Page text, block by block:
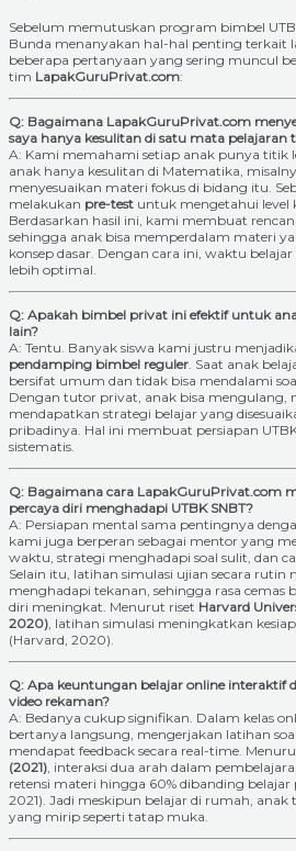
Sebelum memutuskan program bimbel
Bunda menanyakan hal-hal penting terkait
beberapa pertanyaan yang sering muncul
tim LapakGuruPrivat.com:
Q: Bagaimana LapakGuruPrivat.com
saya hanya kesulitan di satu mata pelajaran
A: Kami memahami setiap anak punya titik
anak hanya kesulitan di Matematika,
menyesuaikan materi fokus di bidang itu.
melakukan pre-test untuk mengetahui level
Berdasarkan hasil ini, kami membuat
sehingga anak bisa memperdalam materi
konsep dasar. Dengan cara ini, waktu
lebih optimal.
Q: Apakah bimbel privat ini efektif untuk
lain?
A: Tentu. Banyak siswa kami justru
pendamping bimbel reguler. Saat anak
bersifat umum dan tidak bisa mendalami
Dengan tutor privat, anak bisa mengulang,
mendapatkan strategi belajar yang
pribadinya. Hal ini membuat persiapan
sistematis.
Q: Bagaimana cara LapakGuruPrivat.com
percaya diri menghadapi UTBK SNBT?
A: Persiapan mental sama pentingnya
kami juga berperan sebagai mentor yang
waktu, strategi menghadapi soal sulit, dan
Selain itu, latihan simulasi ujian secara rutin
menghadapi tekanan, sehingga rasa cemas
diri meningkat. Menurut riset Harvard
2020), latihan simulasi meningkatkan
(Harvard, 2020).
Q: Apa keuntungan belajar online interaktif
video rekaman?
A: Bedanya cukup signifikan. Dalam kelas
bertanya langsung, mengerjakan latihan
mendapat feedback secara real-time.
(2021), interaksi dua arah dalam
retensi materi hingga 60% dibanding belajar
2021). Jadi meskipun belajar di rumah,
yang mirip seperti tatap muka.